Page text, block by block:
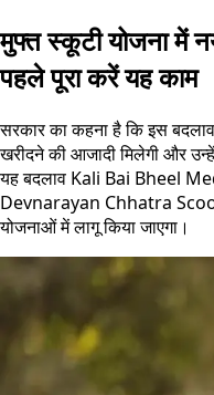
मुफ्त स्कूटी योजना में
पहले पूरा करें यह काम
सरकार का कहना है कि इस
खरीदने की आजादी मिलेगी और
यह बदलाव Kali Bai Bheel
Devnarayan Chhatra
योजनाओं में लागू किया जाएगा।